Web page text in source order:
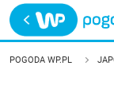
Trwa ładowanie
POLSKA
POGODA WP.PL